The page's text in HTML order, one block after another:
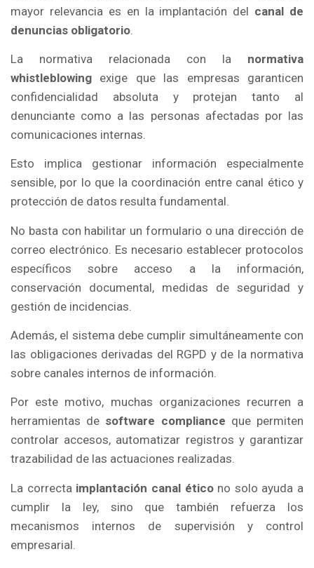
mayor relevancia es en la implantación del canal de
denuncias obligatorio
La normativa relacionada con la normativa
whistleblowing exige que las empresas garanticen
confidencialidad absoluta y protejan tanto al
denunciante como a las personas afectadas por las
comunicaciones internas.
Esto implica gestionar información especialmente
sensible, por lo que la coordinación entre canal ético y
protección de datos resulta fundamental.
No basta con habilitar un formulario o una dirección de
correo electrónico. Es necesario establecer protocolos
específicos sobre acceso a la información,
conservación documental, medidas de seguridad y
gestión de incidencias.
Además, el sistema debe cumplir simultáneamente con
las obligaciones derivadas del RGPD y de la normativa
sobre canales internos de información.
Por este motivo, muchas organizaciones recurren a
herramientas de software compliance que permiten
controlar accesos, automatizar registros y garantizar
trazabilidad de las actuaciones realizadas.
La correcta implantación canal éticono solo ayuda a
cumplir la ley, sino que también refuerza los
mecanismos internos de supervisión y control
empresarial.